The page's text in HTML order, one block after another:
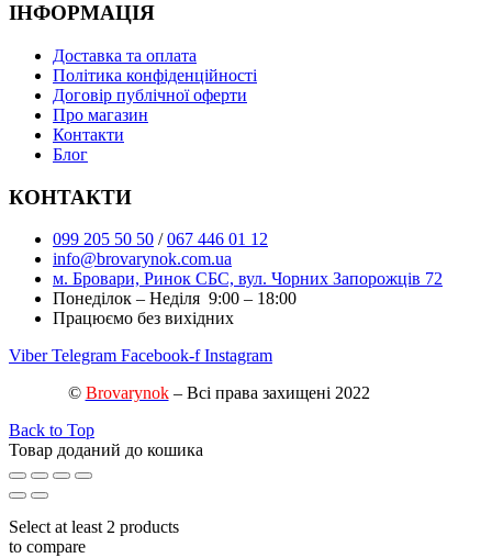
ІНФОРМАЦІЯ
Доставка та оплата
Політика конфіденційності
Договір публічної оферти
Про магазин
Контакти
Блог
КОНТАКТИ
099 205 50 50 /067 446 01 12
info@brovarynok.com.ua
м. Бровари, Ринок СБС, вул. Чорних Запорожців 72
Понеділок – Неділя 9:00 – 18:00
Працюємо без вихідних
Viber Telegram Facebook-f Instagram
© Brovarynok– Всі права захищені 2022
Back to Top
Товар доданий до кошика
Select at least 2 products
to compare